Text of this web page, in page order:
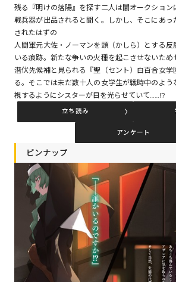
コミックパルフェ
閉じる
残る『明けの落陽』を探す二人は闇オークション
戦兵器が出品されると聞く。しかし、そこにあっ
されたはずの
人間軍元大佐・ノーマンを頭（かしら）とする反
いる痕跡。新たな争いの火種を起こさせないため
潜伏先候補と見られる『聖（セント）白百合女学
る。そこでは未だ数十人の女学生が戦時中のよ
視するようにシスターが目を光らせていて……!?
立ち読み
アンケート
ピンナップ